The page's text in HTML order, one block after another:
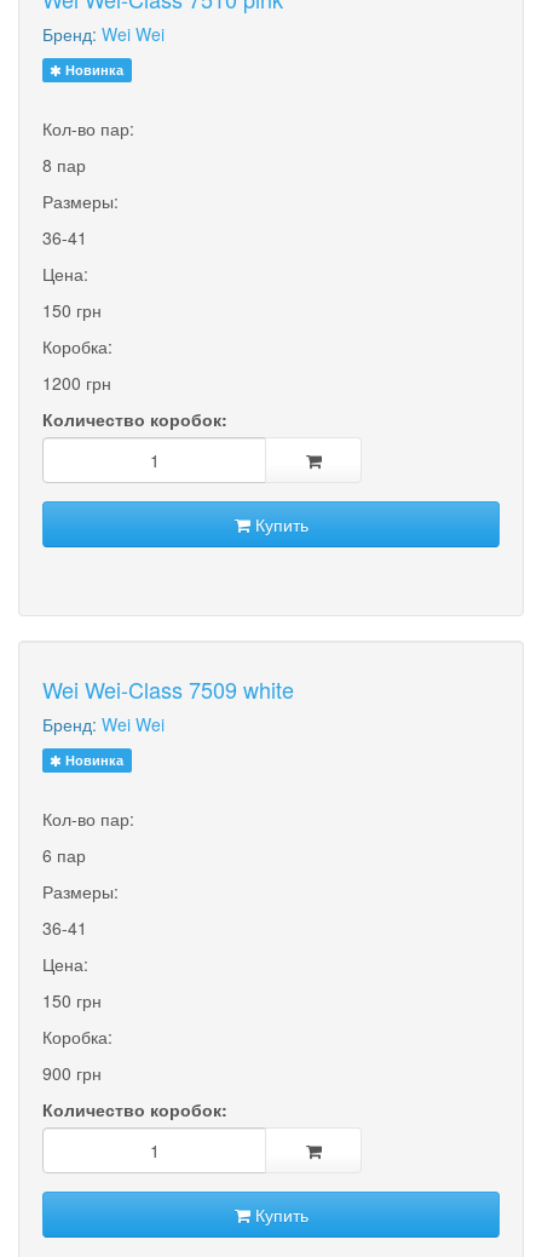
Бренд: Wei Wei
Новинка
Кол-во пар:
8 пар
Размеры:
36-41
Цена:
150 грн
Коробка:
1200 грн
Количество коробок:
Купить
Wei Wei-Class 7509 white
Бренд: Wei Wei
Новинка
Кол-во пар:
6 пар
Размеры:
36-41
Цена:
150 грн
Коробка:
900 грн
Количество коробок:
Купить